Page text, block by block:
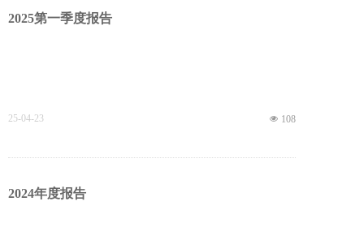
2025第一季度报告
넶 108
25-04-23
2024年度报告